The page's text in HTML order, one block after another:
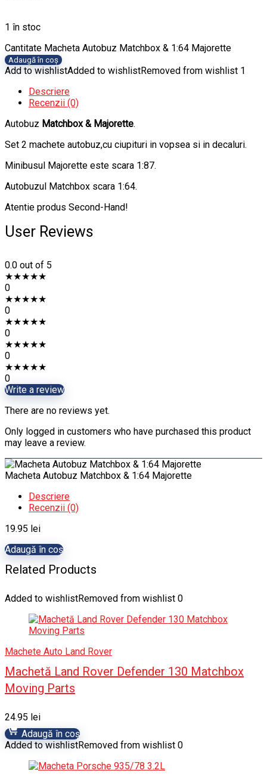
1 în stoc
Cantitate Macheta Autobuz Matchbox & 1:64 Majorette
Adaugă în coș
Add to wishlistAdded to wishlistRemoved from wishlist 1
Descriere
Recenzii (0)
Autobuz Matchbox & Majorette.
Set 2 machete autobuz,cu ciupituri in vopsea si in decaluri.
Minibusul Majorette este scara 1:87.
Autobuzul Matchbox scara 1:64.
Atentie produs Second-Hand!
User Reviews
0.0 out of 5
★★★★★
0
★★★★★
0
★★★★★
0
★★★★★
0
★★★★★
0
Write a review
There are no reviews yet.
Only logged in customers who have purchased this product
may leave a review.
Macheta Autobuz Matchbox & 1:64 Majorette
Descriere
Recenzii (0)
19.95 lei
Adaugă în coș
Related Products
Added to wishlistRemoved from wishlist 0
Machete Auto Land Rover
Machetă Land Rover Defender 130 Matchbox
Moving Parts
24.95 lei
Adaugă în coș
Added to wishlistRemoved from wishlist 0